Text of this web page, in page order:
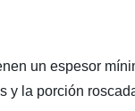
un espesor
la porción